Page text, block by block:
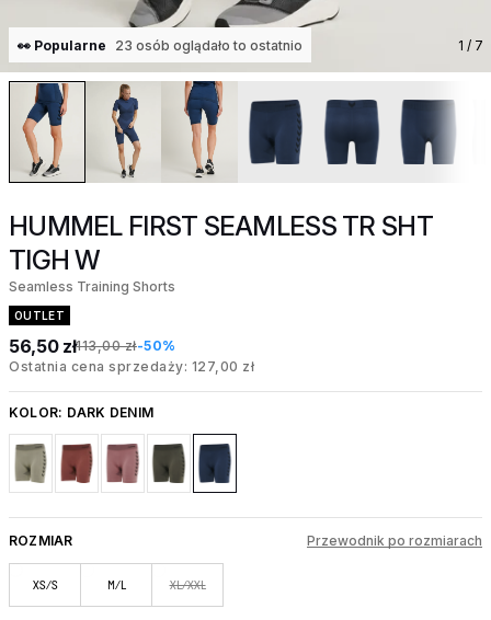
👀 Popularne 23 osób oglądało to ostatnio 1 / 7
HUMMEL FIRST SEAMLESS TR SHT
TIGH W
Seamless Training Shorts
OUTLET
56,50 zł113,00 zł-50%
Ostatnia cena sprzedaży: 127,00 zł
KOLOR: DARK DENIM
ROZMIAR Przewodnik po rozmiarach
XS/S M/L XL/XXL